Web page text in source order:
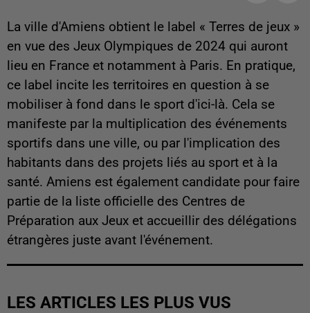
La ville d'Amiens obtient le label « Terres de jeux »
en vue des Jeux Olympiques de 2024 qui auront
lieu en France et notamment à Paris. En pratique,
ce label incite les territoires en question à se
mobiliser à fond dans le sport d'ici-là. Cela se
manifeste par la multiplication des événements
sportifs dans une ville, ou par l'implication des
habitants dans des projets liés au sport et à la
santé. Amiens est également candidate pour faire
partie de la liste officielle des Centres de
Préparation aux Jeux et accueillir des délégations
étrangères juste avant l'événement.
LES ARTICLES LES PLUS VUS